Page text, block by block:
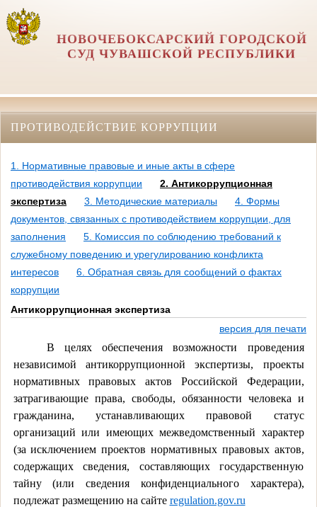
НОВОЧЕБОКСАРСКИЙ ГОРОДСКОЙ
СУД ЧУВАШСКОЙ РЕСПУБЛИКИ
ПРОТИВОДЕЙСТВИЕ КОРРУПЦИИ
1. Нормативные правовые и иные акты в сфере
противодействия коррупции
2. Антикоррупционная
экспертиза
3. Методические материалы
4. Формы
документов, связанных с противодействием коррупции, для
заполнения
5. Комиссия по соблюдению требований к
служебному поведению и урегулированию конфликта
интересов
6. Обратная связь для сообщений о фактах
коррупции
Антикоррупционная экспертиза
версия для печати
В целях обеспечения возможности проведения
независимой антикоррупционной экспертизы, проекты
нормативных правовых актов Российской Федерации,
затрагивающие права, свободы, обязанности человека и
гражданина, устанавливающих правовой статус
организаций или имеющих межведомственный характер
(за исключением проектов нормативных правовых актов,
содержащих сведения, составляющих государственную
тайну (или сведения конфиденциального характера),
подлежат размещению на сайте regulation.gov.ru